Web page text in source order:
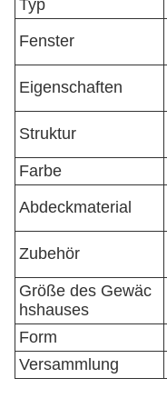
Typ
Fenster
Eigenschaften
Struktur
Farbe
Abdeckmaterial
Zubehör
Größe des Gewäc
hshauses
Form
Versammlung